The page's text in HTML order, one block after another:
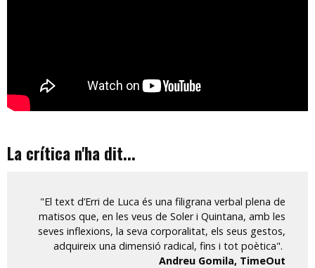
La crítica n'ha dit...
"El text d’Erri de Luca és una filigrana verbal plena de
matisos que, en les veus de Soler i Quintana, amb les
seves inflexions, la seva corporalitat, els seus gestos,
adquireix una dimensió radical, fins i tot poètica".
Andreu Gomila, TimeOut